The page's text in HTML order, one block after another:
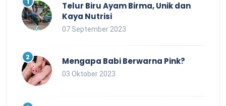
Telur Biru Ayam Birma, Unik dan
Kaya Nutrisi
07 September 2023
Mengapa Babi Berwarna Pink?
03 Oktober 2023